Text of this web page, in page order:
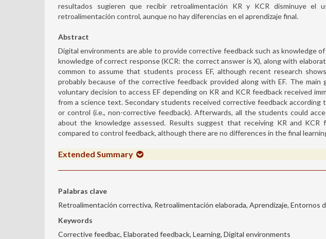
resultados sugieren que recibir retroalimentación KR y KCR disminuye el
retroalimentación control, aunque no hay diferencias en el aprendizaje final.
Abstract
Digital environments are able to provide corrective feedback such as knowledge
knowledge of correct response (KCR: the correct answer is X), along with
common to assume that students process EF, although recent research
probably because of the corrective feedback provided along with EF. The
voluntary decision to access EF depending on KR and KCR feedback received
from a science text. Secondary students received corrective feedback according
or control (i.e., non-corrective feedback). Afterwards, all the students could
about the knowledge assessed. Results suggest that receiving KR and KCR
compared to control feedback, although there are no differences in the final
Extended Summary
Palabras clave
Retroalimentación correctiva, Retroalimentación elaborada, Aprendizaje, Entornos
Keywords
Corrective feedbac, Elaborated feedback, Learning, Digital environments